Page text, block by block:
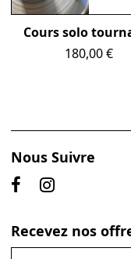
Cours solo
Prix
180,00 €
Nous Suivre
Recevez nos